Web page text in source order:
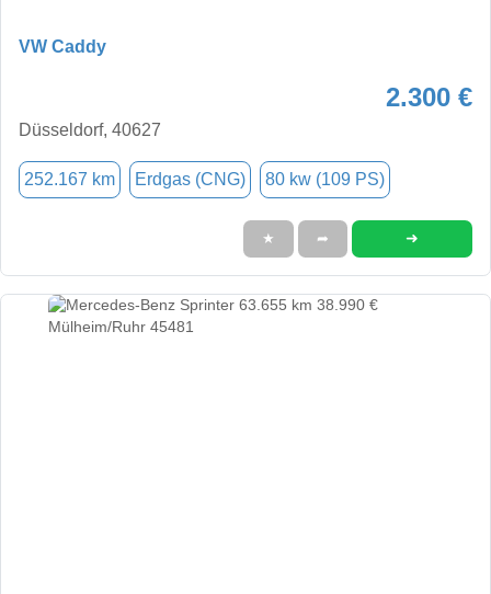
VW Caddy
2.300 €
Düsseldorf, 40627
252.167 km Erdgas (CNG) 80 kw (109 PS)
★ ➦ ➜